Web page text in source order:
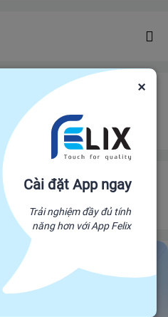
bảo vệ đơn hàng felix.store của bạn
hạn
trực tiếp từ nhà sản xuất để đến
- Chất lượng tuyệt đối
Xem shop
×
Cài đặt App ngay
Trải nghiệm đầy đủ tính
năng hơn với App Felix